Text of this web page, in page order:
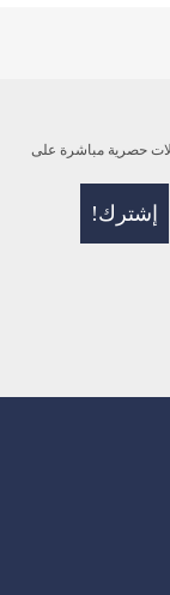
حصرية مباشرة على